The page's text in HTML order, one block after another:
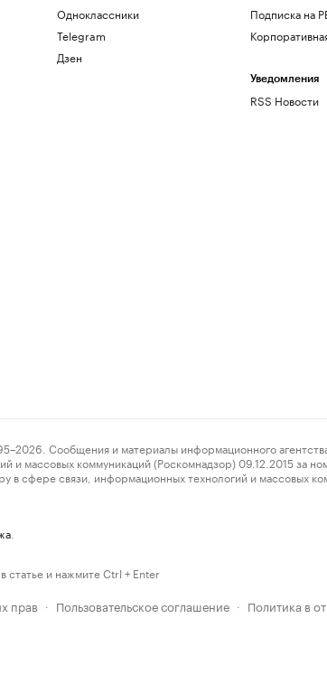
Одноклассники
Telegram
Дзен
Подписка на
Уведомления
RSS Новости
Сообщения и материалы информационного агентства
и массовых коммуникаций (Роскомнадзор) 09.12.2015 за
в сфере связи, информационных технологий и
статье и нажмите Ctrl + Enter
прав · Пользовательское соглашение · Политика в